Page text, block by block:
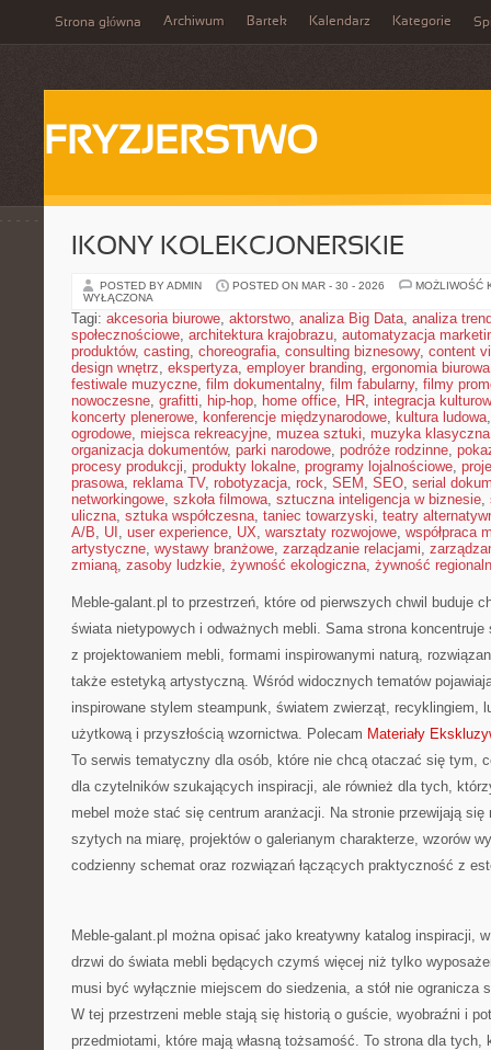
Strona główna Archiwum Bartek Kalendarz Kategorie
FRYZJERSTWO
IKONY KOLEKCJONERSKIE
POSTED BY ADMIN POSTED ON MAR - 30 - 2026
MOŻLIWOŚĆ
WYŁĄCZONA
Tagi: akcesoria biurowe, aktorstwo, analiza Big Data, analiza
społecznościowe, architektura krajobrazu, automatyzacja
produktów, casting, choreografia, consulting biznesowy, content
design wnętrz, ekspertyza, employer branding, ergonomia biurowa
festiwale muzyczne, film dokumentalny, film fabularny, filmy
nowoczesne, grafitti, hip-hop, home office, HR, integracja
koncerty plenerowe, konferencje międzynarodowe, kultura ludowa
ogrodowe, miejsca rekreacyjne, muzea sztuki, muzyka klasyczna
organizacja dokumentów, parki narodowe, podróże rodzinne,
procesy produkcji, produkty lokalne, programy lojalnościowe,
prasowa, reklama TV, robotyzacja, rock, SEM , SEO, serial
networkingowe, szkoła filmowa, sztuczna inteligencja w biznesie,
uliczna, sztuka współczesna, taniec towarzyski, teatry
A/B, UI , user experience, UX, warsztaty rozwojowe, współpraca
artystyczne, wystawy branżowe, zarządzanie relacjami,
zmianą, zasoby ludzkie, żywność ekologiczna, żywność
Meble-galant.pl to przestrzeń, które od pierwszych chwil buduje
świata nietypowych i odważnych mebli. Sama strona
z projektowaniem mebli, formami inspirowanymi naturą,
także estetyką artystyczną. Wśród widocznych tematów
inspirowane stylem steampunk, światem zwierząt, recyklingiem,
użytkową i przyszłością wzornictwa. Polecam Materiały
To serwis tematyczny dla osób, które nie chcą otaczać się tym,
dla czytelników szukających inspiracji, ale również dla tych,
mebel może stać się centrum aranżacji. Na stronie przewijają
szytych na miarę, projektów o galerianym charakterze, wzorów
codzienny schemat oraz rozwiązań łączących praktyczność z
Meble-galant.pl można opisać jako kreatywny katalog inspiracji,
drzwi do świata mebli będących czymś więcej niż tylko
musi być wyłącznie miejscem do siedzenia, a stół nie ogranicza
W tej przestrzeni meble stają się historią o guście, wyobraźni i
przedmiotami, które mają własną tożsamość. To strona dla tych,